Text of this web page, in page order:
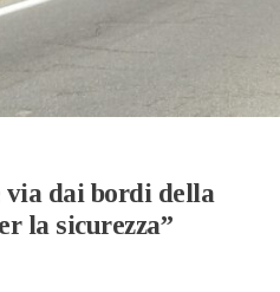
via dai bordi della
la sicurezza”